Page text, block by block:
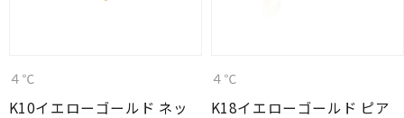
４℃
K10イエローゴールド ネッ
４℃
K18イエローゴールド ピア